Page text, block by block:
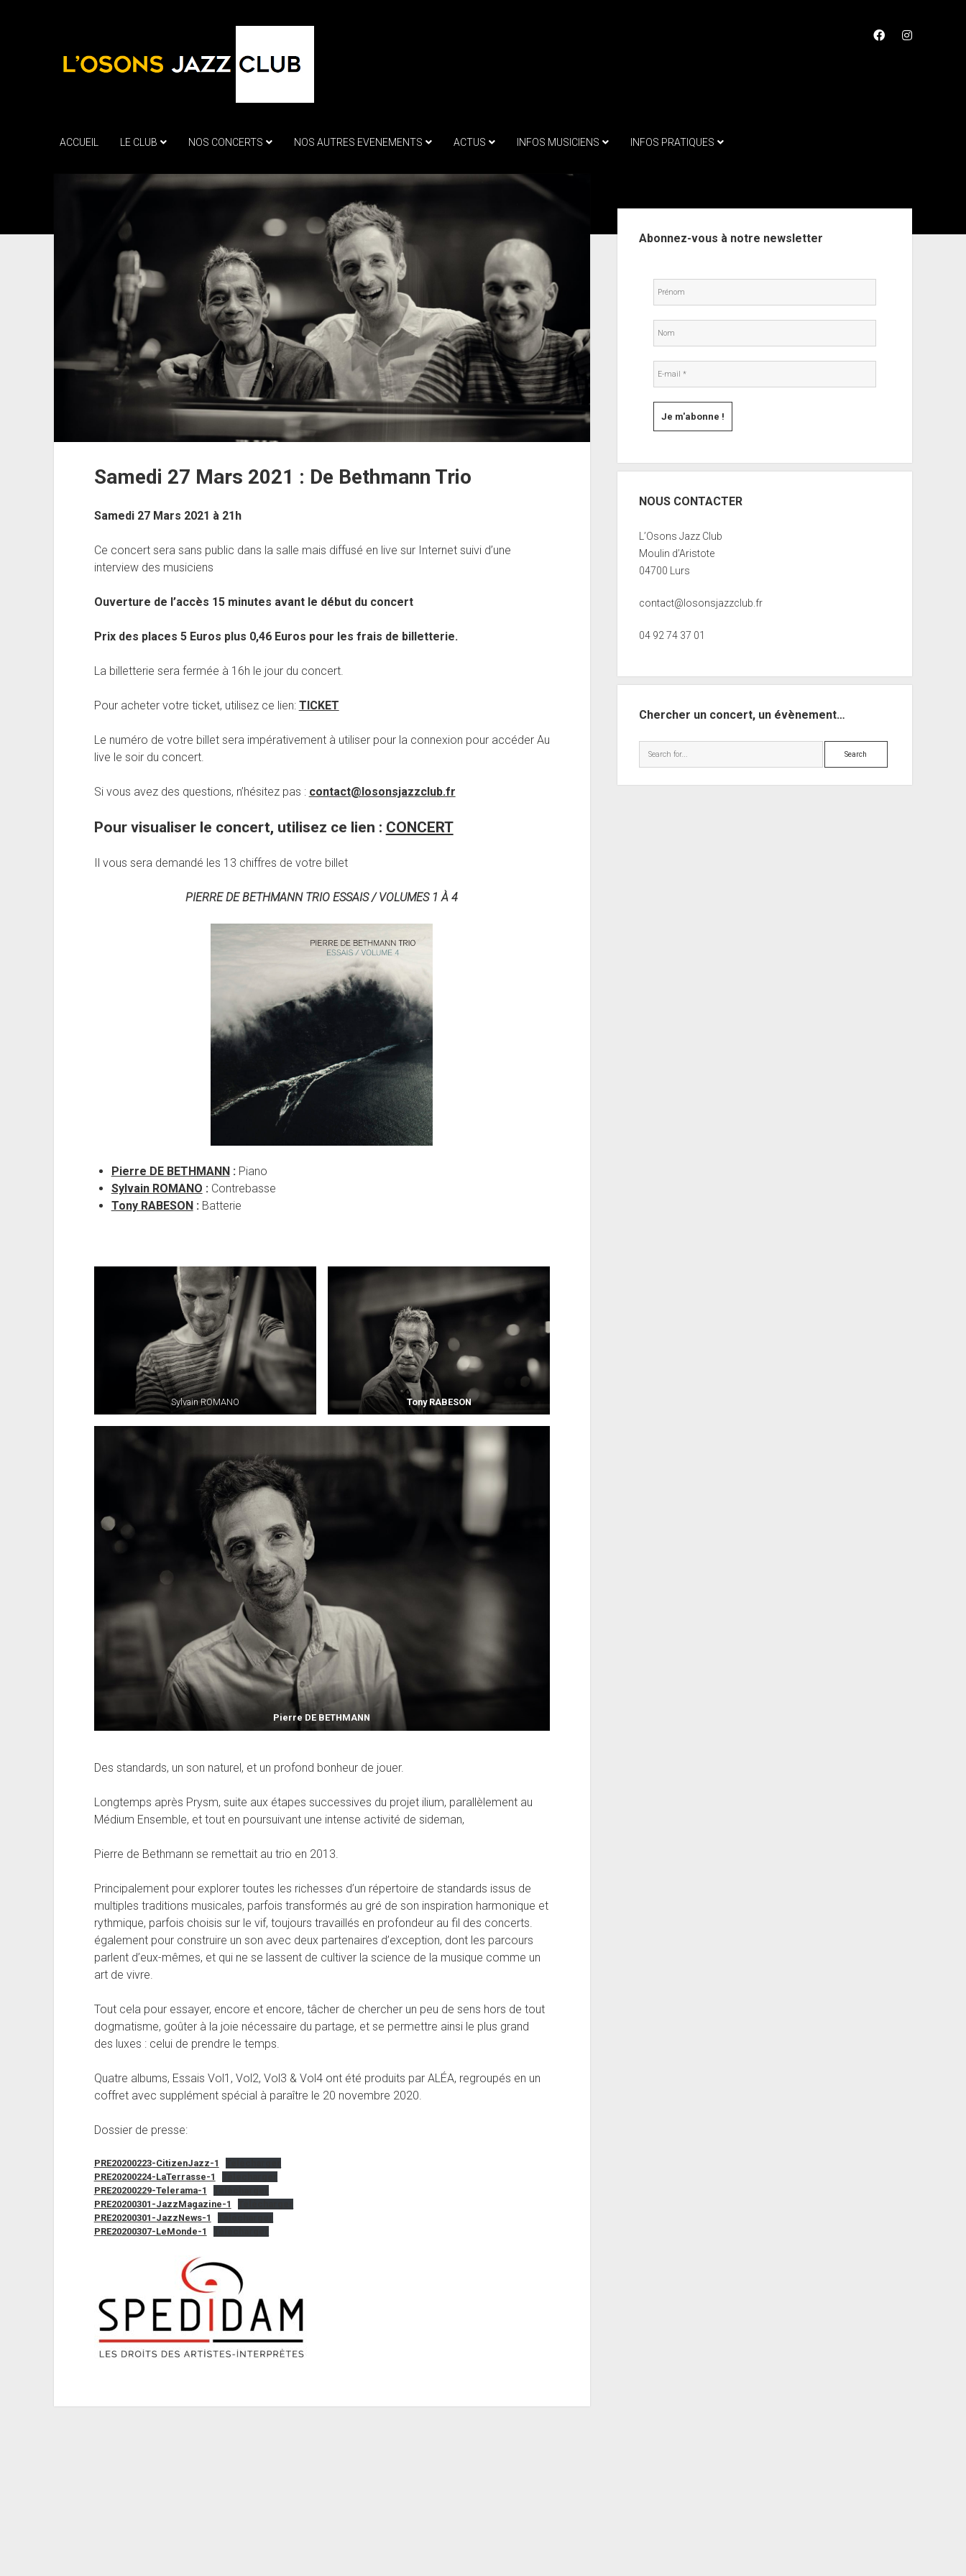
facebookinstagram
ACCUEIL LE CLUB NOS CONCERTS NOS AUTRES EVENEMENTS ACTUS INFOS MUSICIENS INFOS PRATIQUES
Samedi 27 Mars 2021 : De Bethmann Trio
Samedi 27 Mars 2021 à 21h
Ce concert sera sans public dans la salle mais diffusé en live sur Internet suivi d’une
interview des musiciens
Ouverture de l’accès 15 minutes avant le début du concert
Prix des places 5 Euros plus 0,46 Euros pour les frais de billetterie.
La billetterie sera fermée à 16h le jour du concert.
Pour acheter votre ticket, utilisez ce lien: TICKET
Le numéro de votre billet sera impérativement à utiliser pour la connexion pour accéder Au
live le soir du concert.
Si vous avez des questions, n’hésitez pas : contact@losonsjazzclub.fr
Pour visualiser le concert, utilisez ce lien : CONCERT
Il vous sera demandé les 13 chiffres de votre billet
PIERRE DE BETHMANN TRIO ESSAIS / VOLUMES 1 À 4
Pierre DE BETHMANN :Piano
Sylvain ROMANO :Contrebasse
Tony RABESON :Batterie
Sylvain ROMANO Tony RABESON
Pierre DE BETHMANN
Des standards, un son naturel, et un profond bonheur de jouer.
Longtemps après Prysm, suite aux étapes successives du projet ilium, parallèlement au
Médium Ensemble, et tout en poursuivant une intense activité de sideman,
Pierre de Bethmann se remettait au trio en 2013.
Principalement pour explorer toutes les richesses d’un répertoire de standards issus de
multiples traditions musicales, parfois transformés au gré de son inspiration harmonique et
rythmique, parfois choisis sur le vif, toujours travaillés en profondeur au fil des concerts.
également pour construire un son avec deux partenaires d’exception, dont les parcours
parlent d’eux-mêmes, et qui ne se lassent de cultiver la science de la musique comme un
art de vivre.
Tout cela pour essayer, encore et encore, tâcher de chercher un peu de sens hors de tout
dogmatisme, goûter à la joie nécessaire du partage, et se permettre ainsi le plus grand
des luxes : celui de prendre le temps.
Quatre albums, Essais Vol1, Vol2, Vol3 & Vol4 ont été produits par ALÉA, regroupés en un
coffret avec supplément spécial à paraître le 20 novembre 2020.
Dossier de presse:
PRE20200223-CitizenJazz-1
PRE20200224-LaTerrasse-1
PRE20200229-Telerama-1
PRE20200301-JazzMagazine-1
PRE20200301-JazzNews-1
PRE20200307-LeMonde-1
Abonnez-vous à notre newsletter
NOUS CONTACTER
L’Osons Jazz Club
Moulin d’Aristote
04700 Lurs
contact@losonsjazzclub.fr
04 92 74 37 01
Chercher un concert, un évènement…
Search